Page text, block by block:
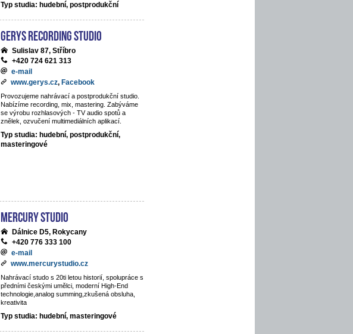
Typ studia: hudební, postprodukční
Gerys Recording Studio
Sulislav 87, Stříbro
+420 724 621 313
e-mail
www.gerys.cz, Facebook
Provozujeme nahrávací a postprodukční studio.
Nabízíme recording, mix, mastering. Zabýváme
se výrobu rozhlasových - TV audio spotů a
znělek, ozvučení multimediálních aplikací.
Typ studia: hudební, postprodukční,
masteringové
Mercury studio
Dálnice D5, Rokycany
+420 776 333 100
e-mail
www.mercurystudio.cz
Nahrávací studo s 20ti letou historií, spolupráce s
předními českými umělci, moderní High-End
technologie,analog summing,zkušená obsluha,
kreativita
Typ studia: hudební, masteringové